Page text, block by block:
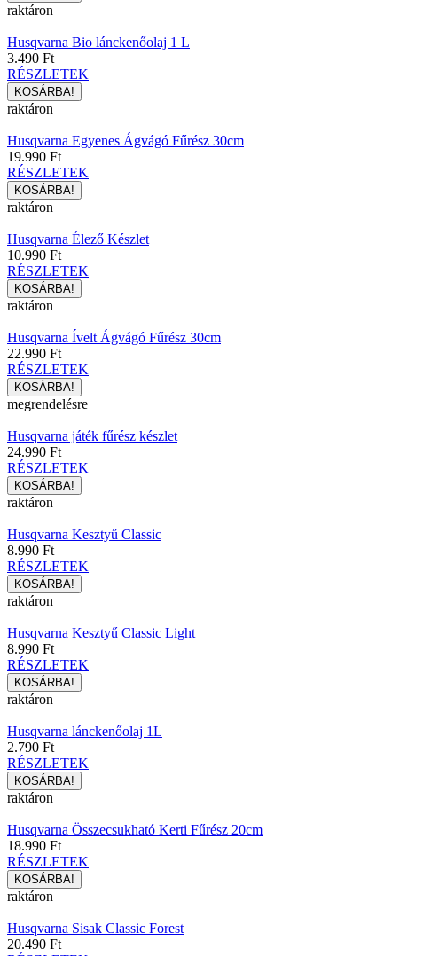
raktáron
Husqvarna Bio lánckenőolaj 1 L
3.490 Ft
RÉSZLETEK
raktáron
Husqvarna Egyenes Ágvágó Fűrész 30cm
19.990 Ft
RÉSZLETEK
raktáron
Husqvarna Élező Készlet
10.990 Ft
RÉSZLETEK
raktáron
Husqvarna Ívelt Ágvágó Fűrész 30cm
22.990 Ft
RÉSZLETEK
megrendelésre
Husqvarna játék fűrész készlet
24.990 Ft
RÉSZLETEK
raktáron
Husqvarna Kesztyű Classic
8.990 Ft
RÉSZLETEK
raktáron
Husqvarna Kesztyű Classic Light
8.990 Ft
RÉSZLETEK
raktáron
Husqvarna lánckenőolaj 1L
2.790 Ft
RÉSZLETEK
raktáron
Husqvarna Összecsukható Kerti Fűrész 20cm
18.990 Ft
RÉSZLETEK
raktáron
Husqvarna Sisak Classic Forest
20.490 Ft